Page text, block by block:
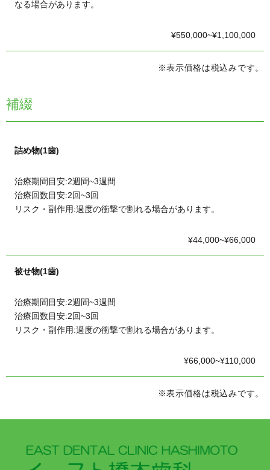
なる場合があります。
¥550,000~¥1,100,000
※表示価格は税込みです。
補綴
詰め物(1歯)
治療期間目安:2週間~3週間
治療回数目安:2回~3回
リスク・副作用:過度の衝撃で割れる場合があります。
¥44,000~¥66,000
被せ物(1歯)
治療期間目安:2週間~3週間
治療回数目安:2回~3回
リスク・副作用:過度の衝撃で割れる場合があります。
¥66,000~¥110,000
※表示価格は税込みです。